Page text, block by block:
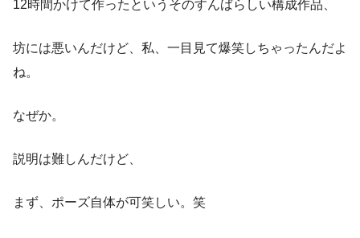
12時間かけて作ったというそのすんばらしい構成作品、
坊には悪いんだけど、私、一目見て爆笑しちゃったんだよ
ね。
なぜか。
説明は難しんだけど、
まず、ポーズ自体が可笑しい。笑